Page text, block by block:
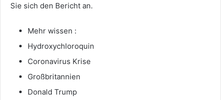
Sie sich den Bericht an.
Mehr wissen :
Hydroxychloroquin
Coronavirus Krise
Großbritannien
Donald Trump